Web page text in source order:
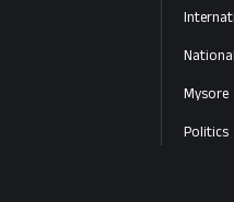
National
Mysore
Politics